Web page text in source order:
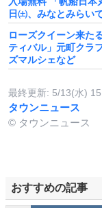
日㈯、みなとみらい
ローズクイーン来た
ティバル」元町クラ
ズマルシェなど
最終更新: 5/13(水)
タウンニュース
© タウンニュース
おすすめの記事